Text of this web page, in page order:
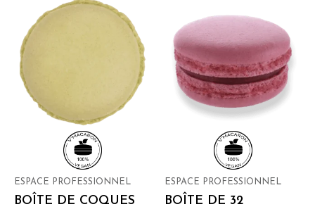
ESPACE PROFESSIONNEL
BOÎTE DE COQUES
ESPACE PROFESSIONNEL
BOÎTE DE 32